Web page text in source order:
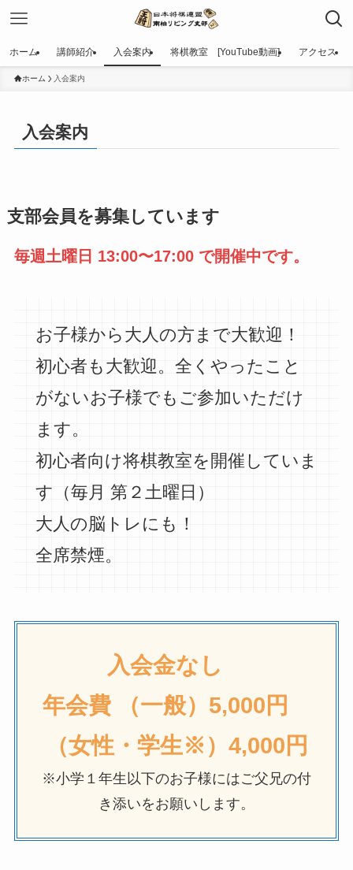
ホーム 講師紹介 入会案内 将棋教室 [YouTube動画] アクセス
ホーム 入会案内
入会案内
支部会員を募集しています
毎週土曜日 13:00〜17:00 で開催中です。
お子様から大人の方まで大歓迎！
初心者も大歓迎。全くやったこと
がないお子様でもご参加いただけ
ます。
初心者向け将棋教室を開催していま
す（毎月 第２土曜日）
大人の脳トレにも！
全席禁煙。
入会金なし
年会費 （一般）5,000円
（女性・学生※）4,000円
※小学１年生以下のお子様にはご父兄の付
き添いをお願いします。